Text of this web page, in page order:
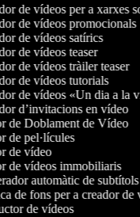
de vídeos per a xarxes
de vídeos promocionals
de vídeos satírics
de vídeos teaser
de vídeos tràiler teaser
de vídeos tutorials
de vídeos «Un dia a la
d’invitacions en vídeo
de Doblament de Vídeo
de pel·lícules
de vídeo
de vídeos immobiliaris
automàtic de subtítols
de fons per a creador de
de vídeos